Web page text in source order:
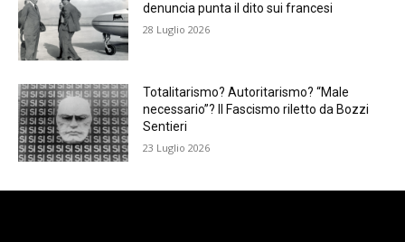
denuncia punta il dito sui francesi
28 Luglio 2026
Totalitarismo? Autoritarismo? “Male
necessario”? Il Fascismo riletto da Bozzi
Sentieri
23 Luglio 2026